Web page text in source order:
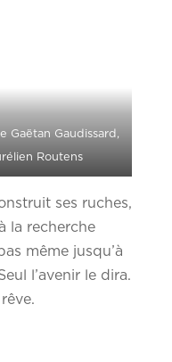
Gaëtan Gaudissard,
Routens
ses ruches,
la recherche
même jusqu’à
l’avenir le dira.